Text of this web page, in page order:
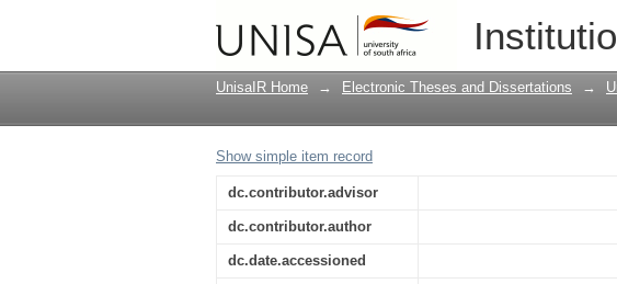
Aspekte van toon in Noord-
UnisaIR Home → Electronic Theses and Dissertations →
Show simple item record
dc.contributor.advisor
dc.contributor.author
dc.date.accessioned